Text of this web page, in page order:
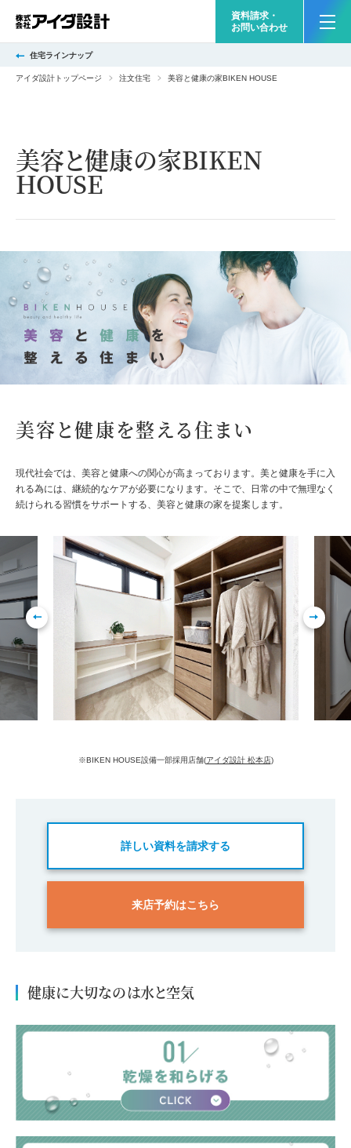
資料請求・
お問い合わせ
住宅ラインナップ
アイダ設計トップページ 注文住宅 美容と健康の家BIKEN HOUSE
美容と健康の家BIKEN
HOUSE
美容と健康を整える住まい
現代社会では、美容と健康への関心が高まっております。美と健康を手に入
れる為には、継続的なケアが必要になります。そこで、日常の中で無理なく
続けられる習慣をサポートする、美容と健康の家を提案します。
※BIKEN HOUSE設備一部採用店舗(アイダ設計 松本店)
詳しい資料を請求する
来店予約はこちら
健康に大切なのは水と空気